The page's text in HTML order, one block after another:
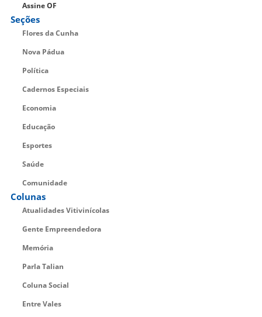
Assine OF
Seções
Flores da Cunha
Nova Pádua
Política
Cadernos Especiais
Economia
Educação
Esportes
Saúde
Comunidade
Colunas
Atualidades Vitivinícolas
Gente Empreendedora
Memória
Parla Talian
Coluna Social
Entre Vales